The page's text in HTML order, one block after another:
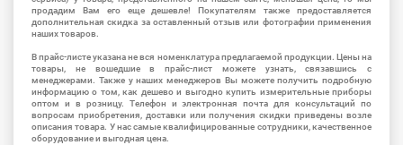
продадим Вам его еще дешевле! Покупателям также предоставляется
дополнительная скидка за оставленный отзыв или фотографии применения
наших товаров.
В прайс-листе указана не вся номенклатура предлагаемой продукции. Цены на
товары, не вошедшие в прайс-лист можете узнать, связавшись с
менеджерами. Также у наших менеджеров Вы можете получить подробную
информацию о том, как дешево и выгодно купить измерительные приборы
оптом и в розницу. Телефон и электронная почта для консультаций по
вопросам приобретения, доставки или получения скидки приведены возле
описания товара. У нас самые квалифицированные сотрудники, качественное
оборудование и выгодная цена.